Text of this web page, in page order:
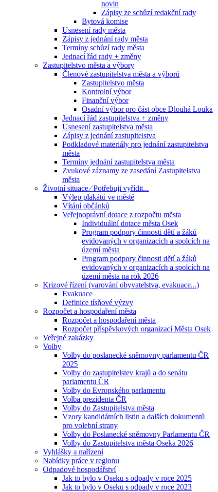
novin
Zápisy ze schůzí redakční rady
Bytová komise
Usnesení rady města
Zápisy z jednání rady města
Termíny schůzí rady města
Jednací řád rady + změny
Zastupitelstvo města a výbory
Členové zastupitelstva města a výborů
Zastupitelstvo města
Kontrolní výbor
Finanční výbor
Osadní výbor pro část obce Dlouhá Louka
Jednací řád zastupitelstva + změny
Usnesení zastupitelstva města
Zápisy z jednání zastupitelstva
Podkladové materiály pro jednání zastupitelstva
města
Termíny jednání zastupitelstva města
Zvukové záznamy ze zasedání Zastupitelstva
města
Životní situace ⁄ Potřebuji vyřídit...
Výlep plakátů ve městě
Vítání občánků
Veřejnoprávní dotace z rozpočtu města
Individuální dotace města Osek
Program podpory činnosti dětí a žáků
evidovaných v organizacích a spolcích na
území města
Program podpory činnosti dětí a žáků
evidovaných v organizacích a spolcích na
území města na rok 2026
Krizové řízení (varování obyvatelstva, evakuace...)
Evakuace
Definice tísňové výzvy
Rozpočet a hospodaření města
Rozpočet a hospodaření města
Rozpočet příspěvkových organizací Města Osek
Veřejné zakázky
Volby
Volby do poslanecké sněmovny parlamentu ČR
2025
Volby do zastupitelstev krajů a do senátu
parlamentu ČR
Volby do Evropského parlamentu
Volba prezidenta ČR
Volby do Zastupitelstva města
Vzory kandidátních listin a dalších dokumentů
pro volební strany
Volby do Poslanecké sněmovny Parlamentu ČR
Volby do Zastupitelstva města Oseka 2026
Vyhlášky a nařízení
Nabídky práce v regionu
Odpadové hospodářství
Jak to bylo v Oseku s odpady v roce 2025
Jak to bylo v Oseku s odpady v roce 2023